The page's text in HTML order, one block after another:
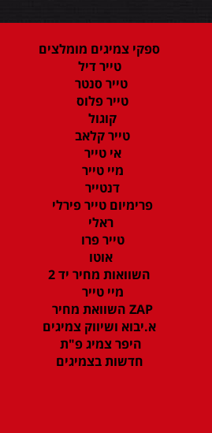
ספקי צמיגים מומלצים
טייר דיל
טייר סנטר
טייר פלוס
קוגול
טייר קלאב
אי טייר
מיי טייר
דנטייר
פרימיום טייר פירלי
ראלי
טייר פרו
אוטו
השוואות מחיר יד 2
מיי טייר
ZAP השוואת מחיר
א.יבוא ושיווק צמיגים
היפר צמיג פ"ת
חדשות בצמיגים